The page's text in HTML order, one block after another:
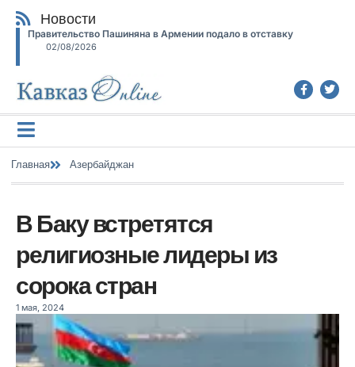
Новости
Правительство Пашиняна в Армении подало в отставку
02/08/2026
Главная Азербайджан
В Баку встретятся
религиозные лидеры из
сорока стран
1 мая, 2024